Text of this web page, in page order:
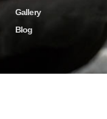
Gallery
Blog